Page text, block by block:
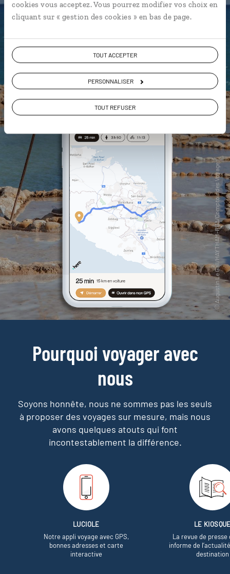
cookies vous acceptez. Vous pourrez modifier vos choix en
cliquant sur « gestion des cookies » en bas de page.
TOUT ACCEPTER
PERSONNALISER
TOUT REFUSER
vous-même
DÉCOUVRIR LUCIOLE
Pourquoi voyager avec
nous
Soyons honnête, nous ne sommes pas les seuls
à proposer des voyages sur mesure, mais nous
avons quelques atouts qui font
incontestablement la différence.
LUCIOLE
Notre appli voyage avec GPS,
bonnes adresses et carte
interactive
LE
La revue de presse
informe de
destination